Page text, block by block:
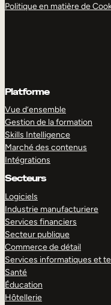
Politique en matière de
Platforme
Vue d’ensemble
Gestion de la formation
Skills Intelligence
Marché des contenus
Intégrations
Secteurs
Logiciels
Industrie manufacturiere
Services financiers
Secteur publique
Commerce de détail
Services informatiques et
Santé
Éducation
Hôtellerie